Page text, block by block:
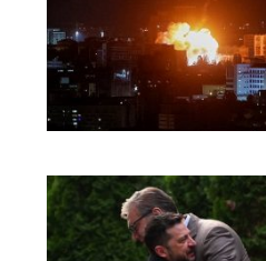
397 БПЛА за ночь: массовая
атака привела к пожару на
Ильском НПЗ и раненым
Навроцкий поддержал
Украину и получил жесткий
ответ Москвы